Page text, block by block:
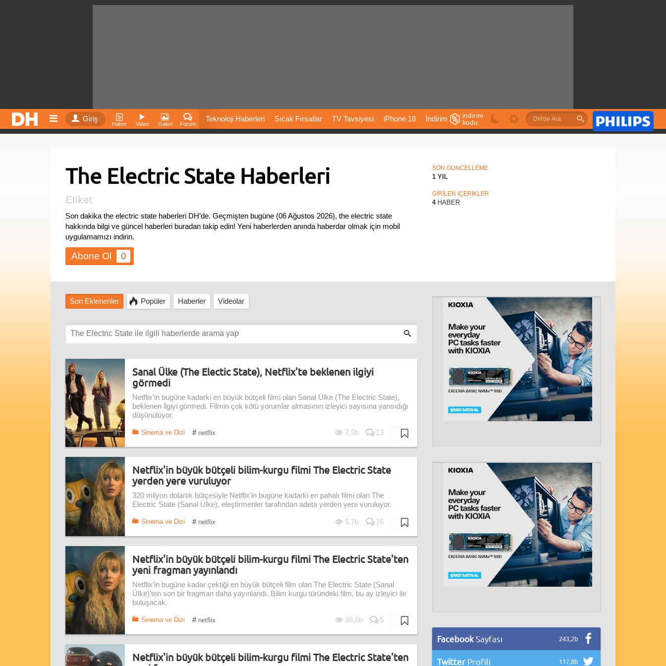
Giriş
Haber Video Galeri Forum
Teknoloji Haberleri Sıcak Fırsatlar TV Tavsiyesi iPhone 18 İndirim
Fiyatları Vizyondaki Bitcoin Önerileri
indirim
kodu
The Electric State Haberleri
Etiket
Son dakika the electric state haberleri DH’de. Geçmişten bugüne (06 Ağustos 2026), the electric state
hakkında bilgi ve güncel haberleri buradan takip edin! Yeni haberlerden anında haberdar olmak için mobil
uygulamamızı indirin.
0
SON GÜNCELLEME
1 YIL
GİRİLEN İÇERİKLER
4HABER
Son Eklenenler Popüler Haberler Videolar
Sanal Ülke (The Electic State), Netflix'te beklenen ilgiyi
görmedi
Netflix'in bugüne kadarki en büyük bütçeli filmi olan Sanal Ülke (The Electric State),
beklenen ilgiyi görmedi. Filmin çok kötü yorumlar almasının izleyici sayısına yansıdığı
düşünülüyor.
Sinema ve Dizi # netflix 7,5b 13
Netflix'in büyük bütçeli bilim-kurgu filmi The Electric State
yerden yere vuruluyor
320 milyon dolarlık bütçesiyle Netflix'in bugüne kadarki en pahalı filmi olan The
Electric State (Sanal Ülke), eleştirmenler tarafından adeta yerden yere vuruluyor.
Sinema ve Dizi # netflix 5,7b 16
Netflix'in büyük bütçeli bilim-kurgu filmi The Electric State'ten
yeni fragman yayınlandı
Netflix'in bugüne kadar çektiği en büyük bütçeli film olan The Electric State (Sanal
Ülke)'ten son bir fragman daha yayınlandı. Bilim kurgu türündeki film, bu ay izleyici ile
buluşacak.
Sinema ve Dizi # netflix 38,8b 5
Netflix'in büyük bütçeli bilim-kurgu filmi The Electric State'ten
Facebook Sayfası 243,2b
Twitter Profili 117,8b